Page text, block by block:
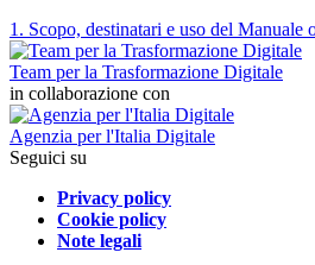
1. Scopo, destinatari e uso del Manuale
Team per la Trasformazione Digitale
in collaborazione con
Agenzia per l'Italia Digitale
Seguici su
Privacy policy
Cookie policy
Note legali